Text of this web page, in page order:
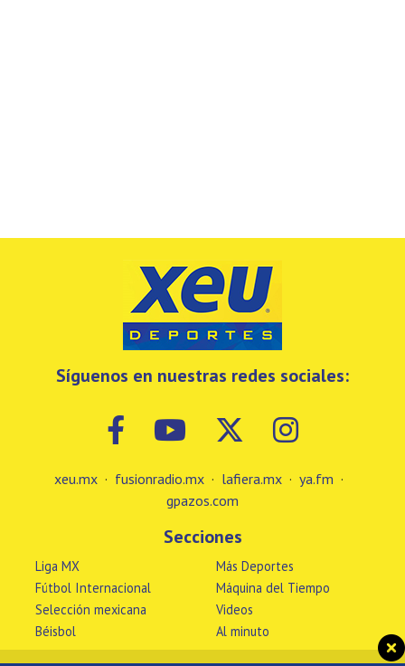
Síguenos en nuestras redes sociales:
xeu.mx · fusionradio.mx · lafiera.mx · ya.fm ·
gpazos.com
Secciones
Liga MX
Fútbol Internacional
Selección mexicana
Béisbol
Más Deportes
Máquina del Tiempo
Videos
Al minuto